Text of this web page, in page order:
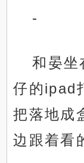
-
和晏坐
仔的ipad
把落地成
边跟着看